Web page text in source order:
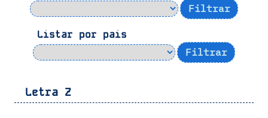
Listar por pais
Letra Z